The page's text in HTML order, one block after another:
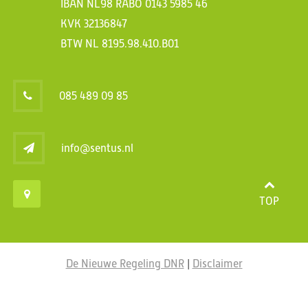
IBAN NL98 RABO 0143 5985 46
KVK 32136847
BTW NL 8195.98.410.B01
085 489 09 85
info@sentus.nl
TOP
De Nieuwe Regeling DNR| Disclaimer